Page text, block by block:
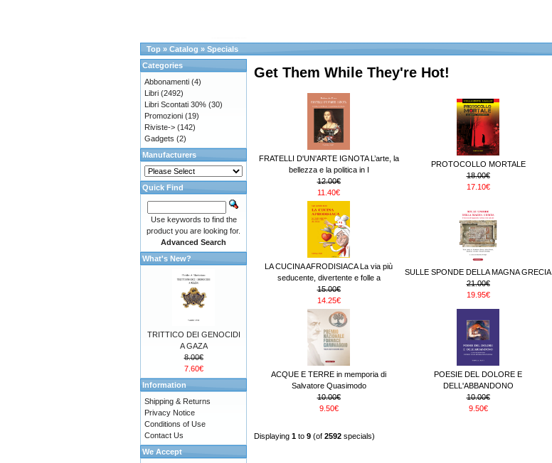
Top » Catalog » Specials
Get Them While They're Hot!
FRATELLI D'UN'ARTE IGNOTA L’arte, la
bellezza e la politica in I
12.00€
11.40€
PROTOCOLLO MORTALE
18.00€
17.10€
LA CUCINA AFRODISIACA La via più
seducente, divertente e folle a
15.00€
14.25€
SULLE SPONDE DELLA MAGNA GRECIA
21.00€
19.95€
ACQUE E TERRE in memporia di
Salvatore Quasimodo
10.00€
9.50€
POESIE DEL DOLORE E
DELL'ABBANDONO
10.00€
9.50€
Displaying 1 to 9 (of 2592 specials)
Categories
Abbonamenti (4)
Libri (2492)
Libri Scontati 30% (30)
Promozioni (19)
Riviste-> (142)
Gadgets (2)
Manufacturers
Quick Find
Use keywords to find the
product you are looking for.
Advanced Search
What's New?
TRITTICO DEI GENOCIDI
A GAZA
8.00€
7.60€
Information
Shipping & Returns
Privacy Notice
Conditions of Use
Contact Us
We Accept